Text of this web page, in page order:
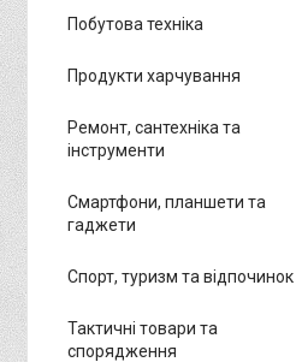
Побутова техніка
Продукти харчування
Ремонт, сантехніка та
інструменти
Смартфони, планшети та
гаджети
Спорт, туризм та відпочинок
Тактичні товари та
спорядження